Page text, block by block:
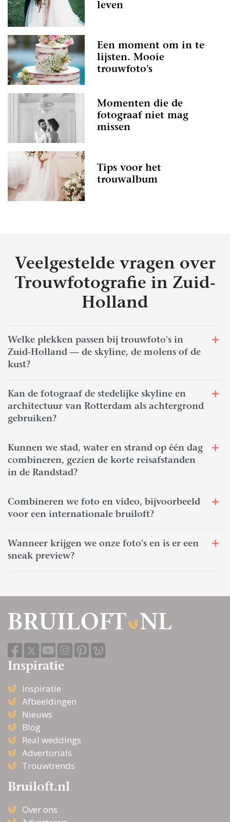
leven
Een moment om in te
lijsten. Mooie
trouwfoto's
Momenten die de
fotograaf niet mag
missen
Tips voor het
trouwalbum
Veelgestelde vragen over
Trouwfotografie in Zuid-
Holland
Welke plekken passen bij trouwfoto's in
Zuid-Holland — de skyline, de molens of de
kust?
Kan de fotograaf de stedelijke skyline en
architectuur van Rotterdam als achtergrond
gebruiken?
Kunnen we stad, water en strand op één dag
combineren, gezien de korte reisafstanden
in de Randstad?
Combineren we foto en video, bijvoorbeeld
voor een internationale bruiloft?
Wanneer krijgen we onze foto's en is er een
sneak preview?
Inspiratie
Inspiratie
Afbeeldingen
Nieuws
Blog
Real weddings
Advertorials
Trouwtrends
Bruiloft.nl
Over ons